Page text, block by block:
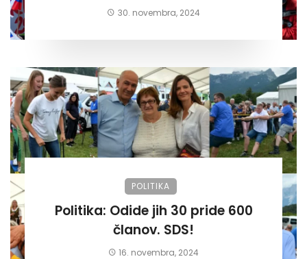
30. novembra, 2024
POLITIKA
Politika: Odide jih 30 pride 600
članov. SDS!
16. novembra, 2024